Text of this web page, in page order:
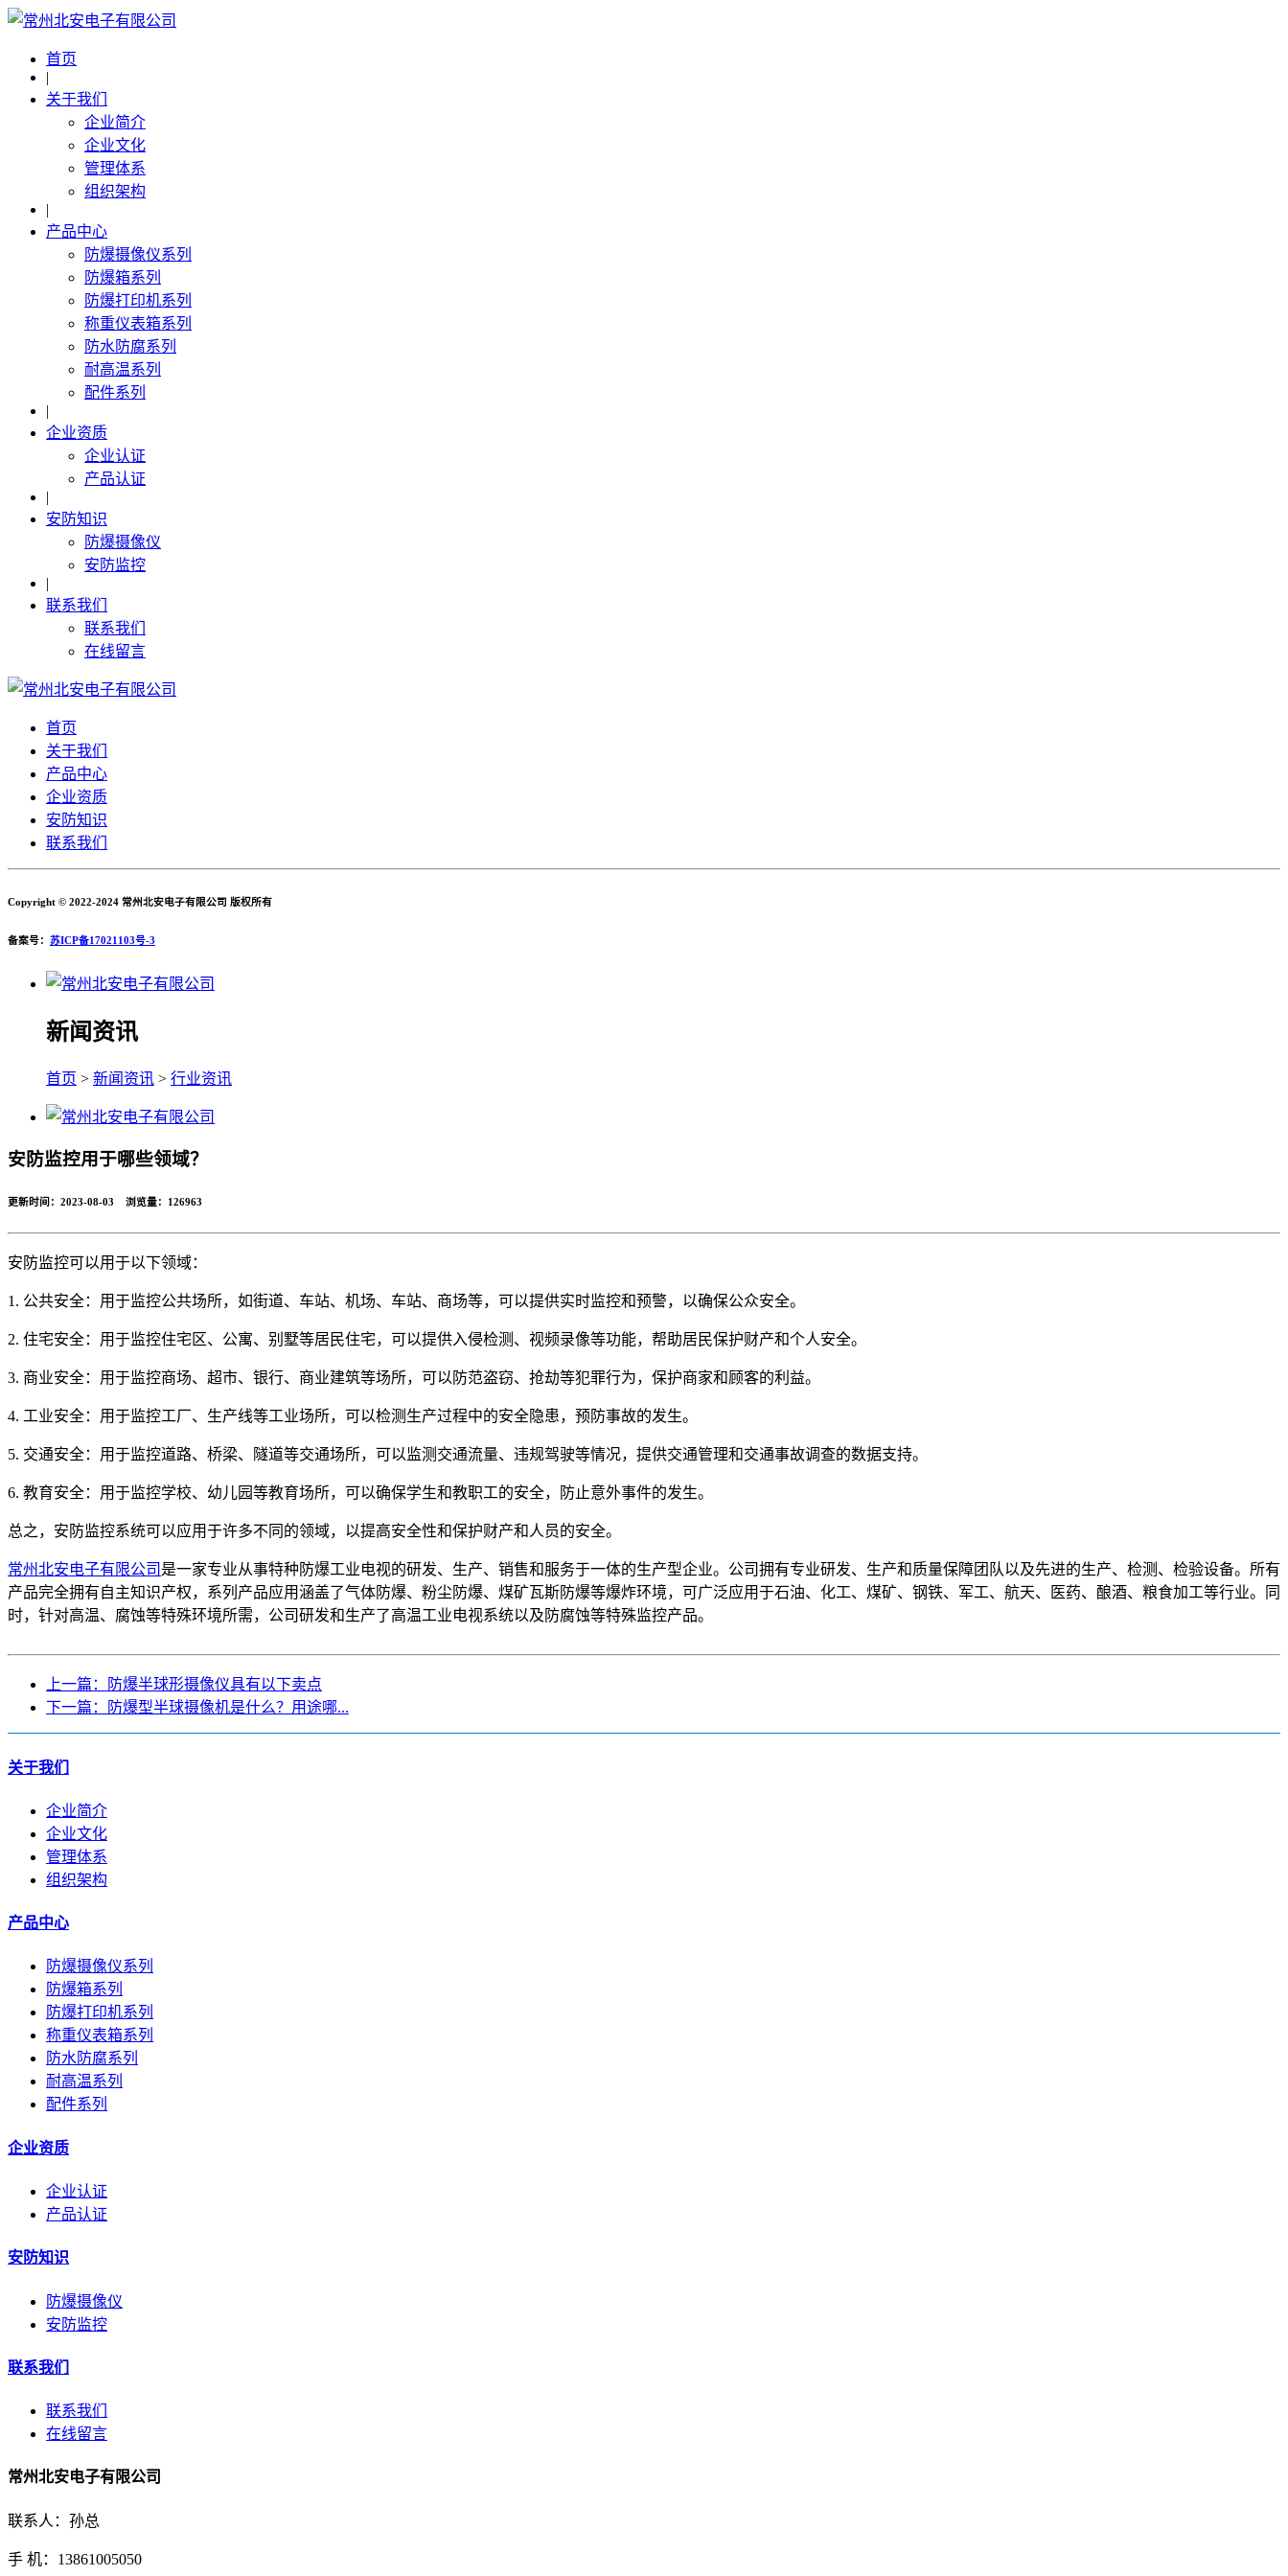
首页
|
关于我们
企业简介
企业文化
管理体系
组织架构
|
产品中心
防爆摄像仪系列
防爆箱系列
防爆打印机系列
称重仪表箱系列
防水防腐系列
耐高温系列
配件系列
|
企业资质
企业认证
产品认证
|
安防知识
防爆摄像仪
安防监控
|
联系我们
联系我们
在线留言
首页
关于我们
产品中心
企业资质
安防知识
联系我们
Copyright © 2022-2024 常州北安电子有限公司 版权所有
备案号： 苏ICP备17021103号-3
新闻资讯
首页 > 新闻资讯 > 行业资讯
安防监控用于哪些领域？
更新时间：2023-08-03 浏览量： 126963
安防监控可以用于以下领域：
1. 公共安全：用于监控公共场所，如街道、车站、机场、车站、商场等，可以提供实时监控和预警，以确保公众安全。
2. 住宅安全：用于监控住宅区、公寓、别墅等居民住宅，可以提供入侵检测、视频录像等功能，帮助居民保护财产和个人安全。
3. 商业安全：用于监控商场、超市、银行、商业建筑等场所，可以防范盗窃、抢劫等犯罪行为，保护商家和顾客的利益。
4. 工业安全：用于监控工厂、生产线等工业场所，可以检测生产过程中的安全隐患，预防事故的发生。
5. 交通安全：用于监控道路、桥梁、隧道等交通场所，可以监测交通流量、违规驾驶等情况，提供交通管理和交通事故调查的数据支持。
6. 教育安全：用于监控学校、幼儿园等教育场所，可以确保学生和教职工的安全，防止意外事件的发生。
总之，安防监控系统可以应用于许多不同的领域，以提高安全性和保护财产和人员的安全。
常州北安电子有限公司 是一家专业从事特种防爆工业电视的研发、生产、销售和服务于一体的生产型企业。公司拥有专业研发、生产和质量保障团队以及先进的生产、检测、检验设备。所有
产品完全拥有自主知识产权，系列产品应用涵盖了气体防爆、粉尘防爆、煤矿瓦斯防爆等爆炸环境，可广泛应用于石油、化工、煤矿、钢铁、军工、航天、医药、酿酒、粮食加工等行业。同
时，针对高温、腐蚀等特殊环境所需，公司研发和生产了高温工业电视系统以及防腐蚀等特殊监控产品。
上一篇：防爆半球形摄像仪具有以下卖点
下一篇：防爆型半球摄像机是什么？用途哪...
关于我们
企业简介
企业文化
管理体系
组织架构
产品中心
防爆摄像仪系列
防爆箱系列
防爆打印机系列
称重仪表箱系列
防水防腐系列
耐高温系列
配件系列
企业资质
企业认证
产品认证
安防知识
防爆摄像仪
安防监控
联系我们
联系我们
在线留言
常州北安电子有限公司
联系人：孙总
手 机：13861005050